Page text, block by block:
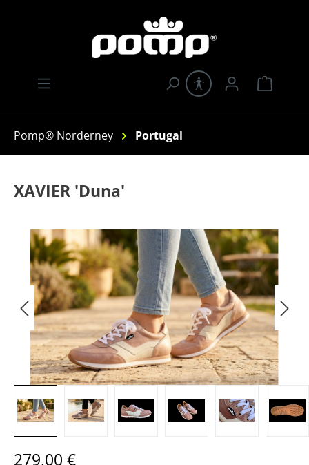
Pomp® Norderney Portugal
XAVIER 'Duna'
Bildergalerie überspringen
Regulärer Preis:
279,00 €